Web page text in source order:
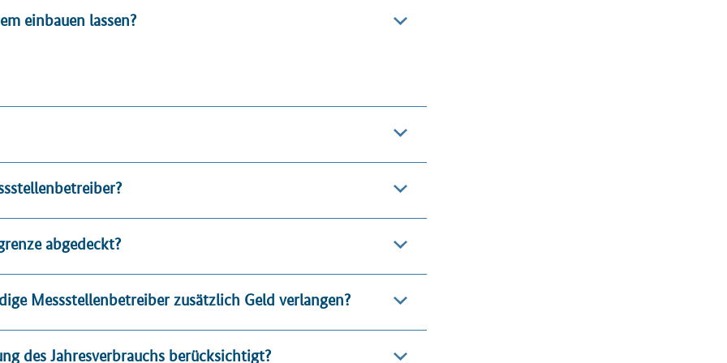
einbauen lassen?
abgedeckt?
Messstellenbetreiber zusätzlich Geld verlangen?
des Jahresverbrauchs berücksichtigt?